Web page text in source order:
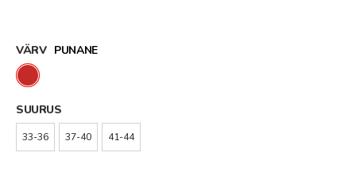
VÄRV PUNANE
SUURUS
33-36 37-40 41-44